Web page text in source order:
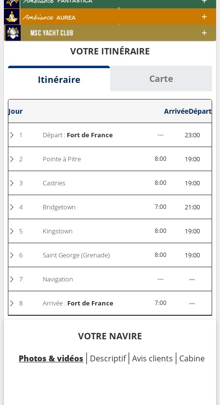
VOTRE ITINÉRAIRE
Itinéraire Carte
Jour ArrivéeDépart
1 Départ : Fort de France --- 23:00
2 Pointe à Pitre 8:00 19:00
3 Castries 8:00 19:00
4 Bridgetown 7:00 21:00
5 Kingstown 8:00 19:00
6 Saint George (Grenade) 8:00 19:00
7 Navigation --- ---
8 Arrivée : Fort de France 7:00 ---
VOTRE NAVIRE
Photos & vidéos Descriptif Avis clients Cabines